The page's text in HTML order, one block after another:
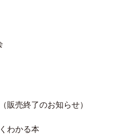
販売終了のお知らせ）
わかる本